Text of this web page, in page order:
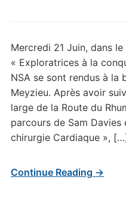
Mercredi 21 Juin, dans
« Exploratrices à la
NSA se sont rendus à la
Meyzieu. Après avoir
large de la Route du
parcours de Sam
chirurgie Cardiaque »,
Continue Reading →